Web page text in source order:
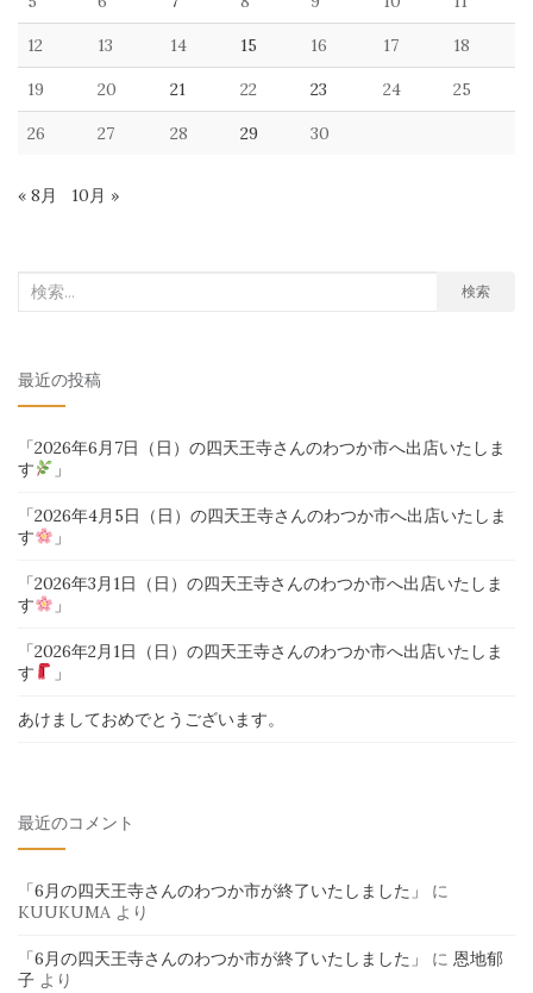
12 13 14 15 16 17 18
19 20 21 22 23 24 25
26 27 28 29 30
« 8月 10月 »
検
象:
検索
最近の投稿
「2026年6月7日（日）の四天王寺さんのわつか市へ出店いたしま
す
」
「2026年4月5日（日）の四天王寺さんのわつか市へ出店いたしま
す
」
「2026年3月1日（日）の四天王寺さんのわつか市へ出店いたしま
す
」
「2026年2月1日（日）の四天王寺さんのわつか市へ出店いたしま
す
」
あけましておめでとうございます。
最近のコメント
「6月の四天王寺さんのわつか市が終了いたしました」
に
KUUKUMA より
「6月の四天王寺さんのわつか市が終了いたしました」 に 恩地郁
子 より